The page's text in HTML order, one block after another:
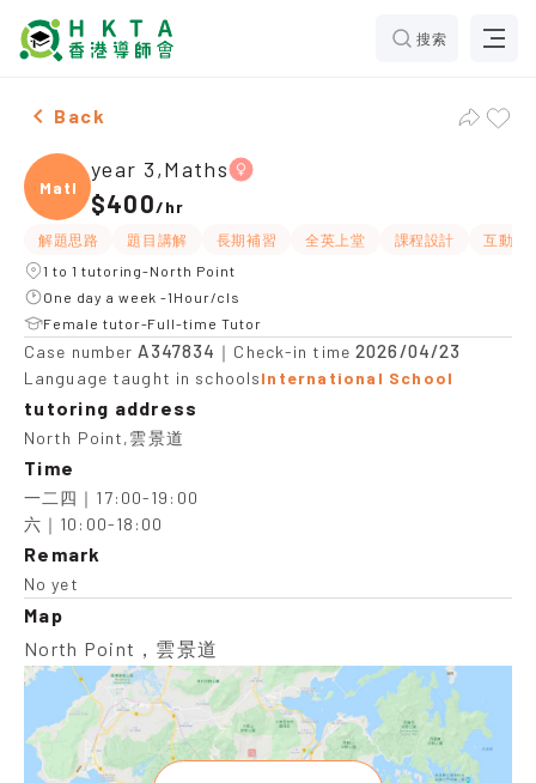
搜索
Female year 3,Maths，North Point Tuition
Back
Maths
year 3,Maths
$400/hr
解題思路 題目講解 長期補習 全英上堂 課程設計
互動教
1 to 1 tutoring-North Point
One day a week -1Hour/cls
Female tutor-Full-time Tutor
Case number A347834 ｜Check-in time2026/04/23
Language taught in schoolsInternational School
tutoring address
North Point,雲景道
Time
一二四｜17:00-19:00
六｜10:00-18:00
Remark
No yet
Map
North Point，雲景道